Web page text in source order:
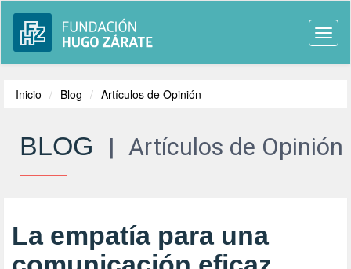
Inicio Blog Artículos de Opinión
BLOG | Artículos de Opinión
La empatía para una